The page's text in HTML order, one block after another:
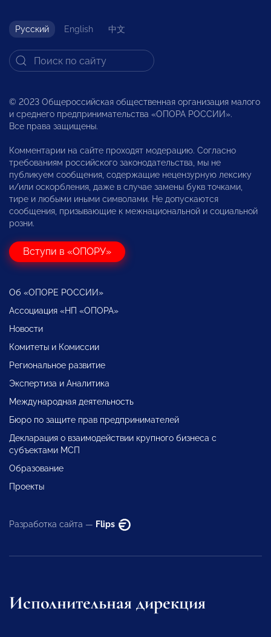
Русский English 中文
© 2023 Общероссийская общественная организация малого
и среднего предпринимательства «ОПОРА РОССИИ».
Все права защищены.
Комментарии на сайте проходят модерацию. Согласно
требованиям российского законодательства, мы не
публикуем сообщения, содержащие нецензурную лексику
и/или оскорбления, даже в случае замены букв точками,
тире и любыми иными символами. Не допускаются
сообщения, призывающие к межнациональной и социальной
розни.
Вступи в «ОПОРУ»
Об «ОПОРЕ РОССИИ»
Ассоциация «НП «ОПОРА»
Новости
Комитеты и Комиссии
Региональное развитие
Экспертиза и Аналитика
Международная деятельность
Бюро по защите прав предпринимателей
Декларация о взаимодействии крупного бизнеса с
субъектами МСП
Образование
Проекты
Разработка сайта — Flips
Исполнительная дирекция